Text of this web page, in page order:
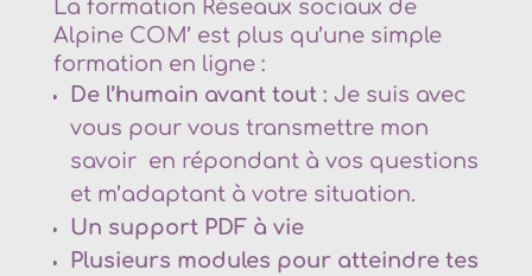
La formation Réseaux sociaux de
Alpine COM’ est plus qu’une simple
formation en ligne :
De l’humain avant tout : Je suis avec
vous pour vous transmettre mon
savoir en répondant à vos questions
et m’adaptant à votre situation.
Un support PDF à vie
Plusieurs modules pour atteindre tes